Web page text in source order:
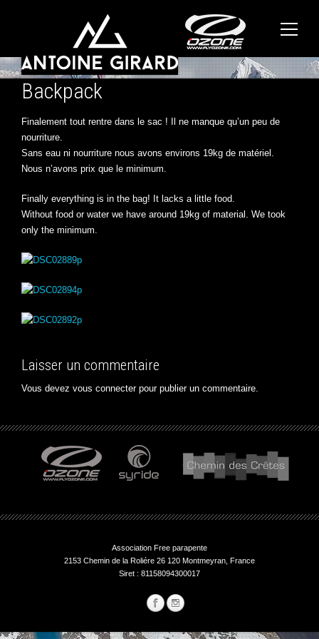
Backpack
Finalement tout rentre dans le sac ! Il ne manque qu’un peu de
nourriture.
Sans eau ni nourriture nous avons environs 19kg de matériel.
Nous n’avons prix que le minimum.
Finally everything is in the bag! It lacks a little food.
Without food or water we have around 19kg of material. We took
only the minimum.
Laisser un commentaire
Vous devez vous connecterpour publier un commentaire.
Association Free parapente
2153 Chemin de la Roliére 26 120 Montmeyran, France
Siret : 81158094300017